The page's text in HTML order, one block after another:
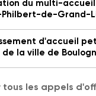
du multi-accueil
Philbert-de-Grand-
d'accueil
de la ville de
tous les appels